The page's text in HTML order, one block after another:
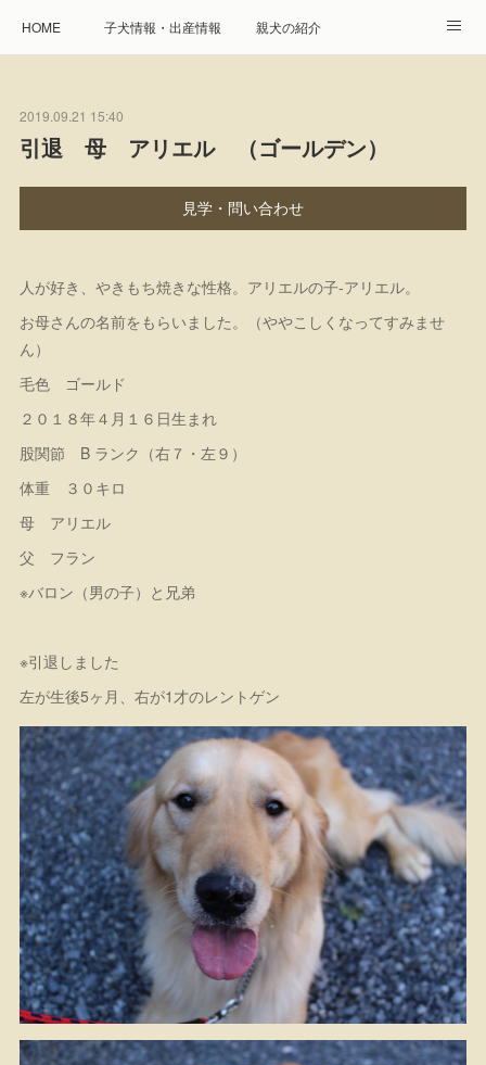
HOME 子犬情報・出産情報 親犬の紹介
遺伝疾患への取り組み
プレジール親睦会 特定商取引に基づく表記
2019.09.21 15:40
引退 母 アリエル （ゴールデン）
見学・問い合わせ
人が好き、やきもち焼きな性格。アリエルの子-アリエル。
お母さんの名前をもらいました。（ややこしくなってすみませ
ん）
毛色 ゴールド
２０１８年４月１６日生まれ
股関節 B ランク（右７・左９）
体重 ３０キロ
母 アリエル
父 フラン
※バロン（男の子）と兄弟
※引退しました
左が生後5ヶ月、右が1才のレントゲン